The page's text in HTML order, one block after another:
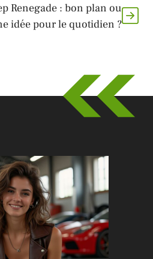
Renegade : bon plan ou
idée pour le quotidien ?